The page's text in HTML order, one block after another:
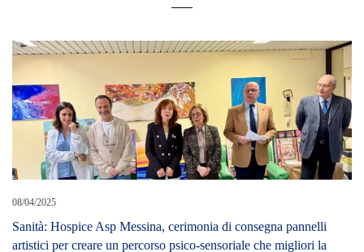
08/04/2025
Sanità: Hospice Asp Messina, cerimonia di consegna pannelli
artistici per creare un percorso psico-sensoriale che migliori la